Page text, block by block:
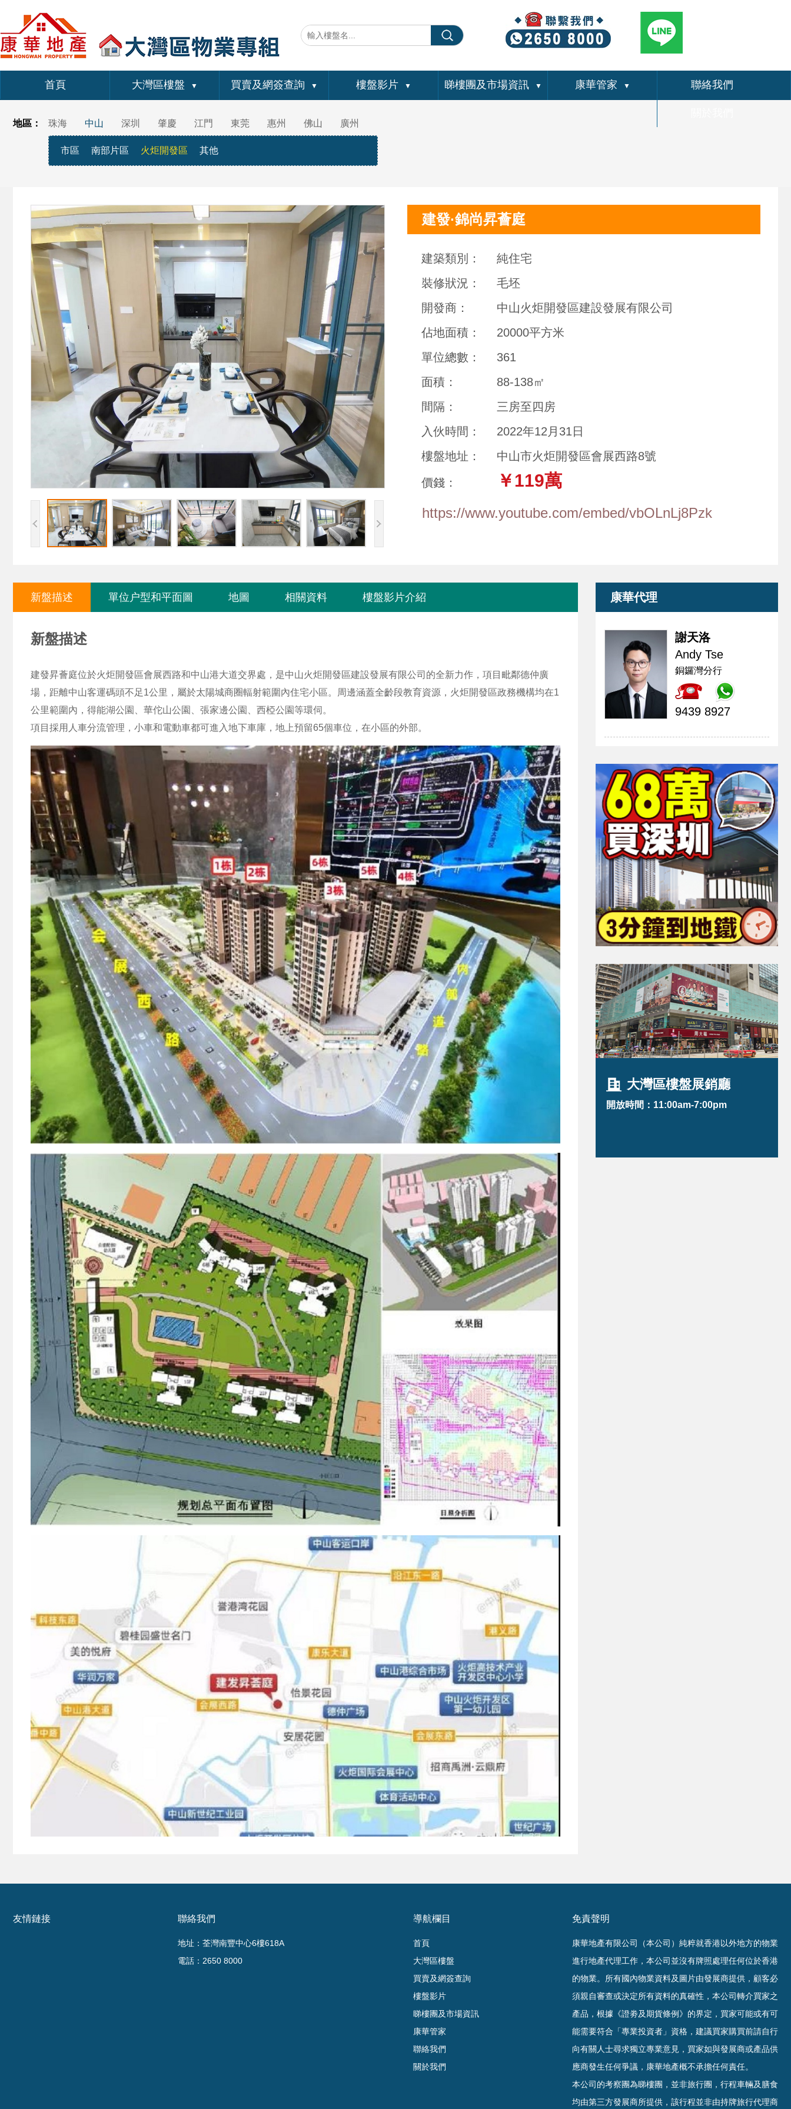
首頁 大灣區樓盤 ▼ 買賣及網簽查詢 ▼ 樓盤影片 ▼ 睇樓團及市場資訊 ▼ 康華管家 ▼ 聯絡我們
地區： 珠海 中山
市區 南部片區 火炬開發區 其他
深圳 肇慶 江門 東莞 惠州 佛山 廣州
建發·錦尚昇薈庭
建築類別：
純住宅
裝修狀況：
毛坯
開發商：
中山火炬開發區建設發展有限公司
佔地面積：
20000平方米
單位總數：
361
面積：
88-138㎡
間隔：
三房至四房
入伙時間：
2022年12月31日
樓盤地址：
中山市火炬開發區會展西路8號
價錢： ￥119萬
https://www.youtube.com/embed/vbOLnLj8Pzk
新盤描述 單位户型和平面圖 地圖 相關資料 樓盤影片介紹
新盤描述
建發昇薈庭位於火炬開發區會展西路和中山港大道交界處，是中山火炬開發區建設發展有限公司的全新力作，項目毗鄰德仲廣
場，距離中山客運碼頭不足1公里，屬於太陽城商圈輻射範圍內住宅小區。周邊涵蓋全齡段教育資源，火炬開發區政務機構均在1
公里範圍內，得能湖公園、華佗山公園、張家邊公園、西椏公園等環伺。
項目採用人車分流管理，小車和電動車都可進入地下車庫，地上預留65個車位，在小區的外部。
康華代理
謝天洛
Andy Tse
銅鑼灣分行
9439 8927
大灣區樓盤展銷廳
開放時間：11:00am-7:00pm
友情鏈接 聯絡我們
地址：荃灣南豐中心6樓618A
電話：2650 8000
導航欄目
首頁
大灣區樓盤
買賣及網簽查詢
樓盤影片
睇樓團及市場資訊
康華管家
聯絡我們
關於我們
免責聲明
康華地產有限公司（本公司）純粹就香港以外地方的物業
進行地產代理工作，本公司並沒有牌照處理任何位於香港
的物業。 所有國內物業資料及圖片由發展商提供，顧客必
須親自審查或決定所有資料的真確性 ， 本公司轉介買家之
產品，根據《證劵及期貨條例》的界定，買家可能或有可
能需要符合「專業投資者」資格，建議買家購買前請自行
向有關人士尋求獨立專業意見，買家如與發展商或產品供
應商發生任何爭議，康華地產概不承擔任何責任。
本公司的考察團為睇樓團，並非旅行團，行程車輛及膳食
均由第三方發展商所提供，該行程並非由持牌旅行代理商